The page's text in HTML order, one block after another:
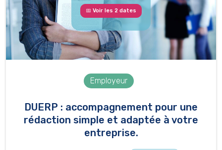
📅 Voir les 2 dates
Employeur
DUERP : accompagnement pour une
rédaction simple et adaptée à votre
entreprise.